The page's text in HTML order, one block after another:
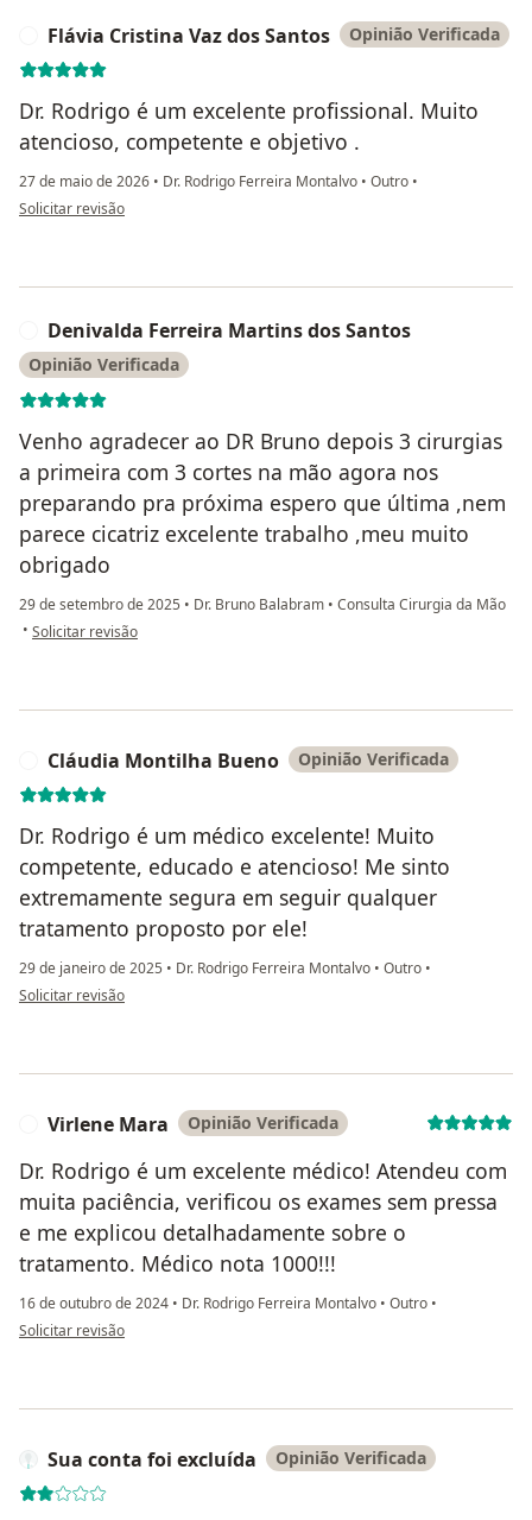
Flávia Cristina Vaz dos Santos Opinião Verificada
Dr. Rodrigo é um excelente profissional. Muito
atencioso, competente e objetivo .
27 de maio de 2026 • Dr. Rodrigo Ferreira Montalvo • Outro •
na opinião do utilizador Flávia Cristina Vaz dos Santos
Solicitar revisão
Denivalda Ferreira Martins dos Santos
Opinião Verificada
Venho agradecer ao DR Bruno depois 3 cirurgias
a primeira com 3 cortes na mão agora nos
preparando pra próxima espero que última ,nem
parece cicatriz excelente trabalho ,meu muito
obrigado
29 de setembro de 2025 • Dr. Bruno Balabram • Consulta Cirurgia da Mão
• na opinião do utilizador Denivalda Ferreira Martins dos Santos
Solicitar revisão
Cláudia Montilha Bueno Opinião Verificada
Dr. Rodrigo é um médico excelente! Muito
competente, educado e atencioso! Me sinto
extremamente segura em seguir qualquer
tratamento proposto por ele!
29 de janeiro de 2025 • Dr. Rodrigo Ferreira Montalvo • Outro •
na opinião do utilizador Cláudia Montilha Bueno
Solicitar revisão
Virlene Mara Opinião Verificada
Dr. Rodrigo é um excelente médico! Atendeu com
muita paciência, verificou os exames sem pressa
e me explicou detalhadamente sobre o
tratamento. Médico nota 1000!!!
16 de outubro de 2024 • Dr. Rodrigo Ferreira Montalvo • Outro •
na opinião do utilizador Virlene Mara
Solicitar revisão
Sua conta foi excluída Opinião Verificada